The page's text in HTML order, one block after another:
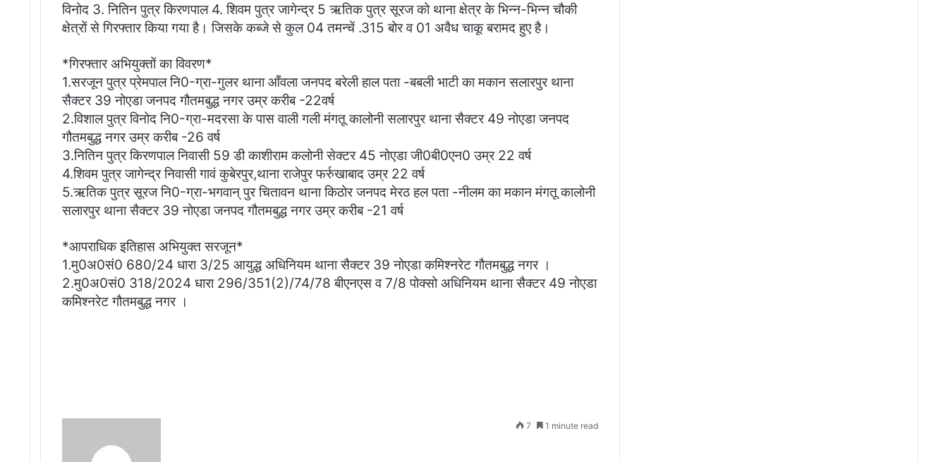
विनोद 3. नितिन पुत्र किरणपाल 4. शिवम पुत्र जागेन्द्र 5 ऋतिक पुत्र सूरज को थाना क्षेत्र के भिन्न-भिन्न चौकी
क्षेत्रों से गिरफ्तार किया गया है। जिसके कब्जे से कुल 04 तमन्चें .315 बोर व 01 अवैध चाकू बरामद हुए है।
*गिरफ्तार अभियुक्तों का विवरण*
1.सरजून पुत्र प्रेमपाल नि0-ग्रा-गुलर थाना आँवला जनपद बरेली हाल पता -बबली भाटी का मकान सलारपुर थाना
सैक्टर 39 नोएडा जनपद गौतमबुद्ध नगर उम्र करीब -22वर्ष
2.विशाल पुत्र विनोद नि0-ग्रा-मदरसा के पास वाली गली मंगतू कालोनी सलारपुर थाना सैक्टर 49 नोएडा जनपद
गौतमबुद्ध नगर उम्र करीब -26 वर्ष
3.नितिन पुत्र किरणपाल निवासी 59 डी काशीराम कलोनी सेक्टर 45 नोएडा जी0बी0एन0 उम्र 22 वर्ष
4.शिवम पुत्र जागेन्द्र निवासी गावं कुबेरपुर,थाना राजेपुर फर्रुखाबाद उम्र 22 वर्ष
5.ऋतिक पुत्र सूरज नि0-ग्रा-भगवान् पुर चितावन थाना किठोर जनपद मेरठ हल पता -नीलम का मकान मंगतू कालोनी
सलारपुर थाना सैक्टर 39 नोएडा जनपद गौतमबुद्ध नगर उम्र करीब -21 वर्ष
*आपराधिक इतिहास अभियुक्त सरजून*
1.मु0अ0सं0 680/24 धारा 3/25 आयुद्ध अधिनियम थाना सैक्टर 39 नोएडा कमिश्नरेट गौतमबुद्ध नगर ।
2.मु0अ0सं0 318/2024 धारा 296/351(2)/74/78 बीएनएस व 7/8 पोक्सो अधिनियम थाना सैक्टर 49 नोएडा
कमिश्नरेट गौतमबुद्ध नगर ।
7 1 minute read